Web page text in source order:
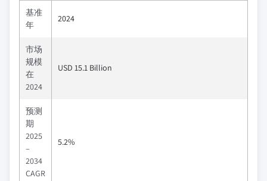
基准
年
2024
市场
规模
在
2024
USD 15.1 Billion
预测
期
2025
–
2034
CAGR
5.2%